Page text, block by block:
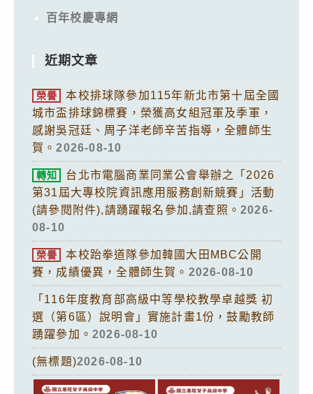
百年校慶專網
近期文章
榮譽
本校排球隊參加115年新北市第十屆全國
城市盃排球錦標賽，榮獲高女組冠軍及季軍，
感謝吳冠廷、周子洋老師辛苦指導，全體師生
賀。2026-08-10
轉知
台北市電腦商業同業公會舉辦之「2026
第31屆大專校院資訊應用服務創新競賽」活動
(請參閱附件),請踴躍報名參加,請查照。 2026-
08-10
榮譽
本校跆拳道隊參加韓國大田MBC公開
賽，成績優異，全體師生賀。 2026-08-10
「116年度教育部高級中等學校教學卓越獎 初
選（第6區）說明會」實施計畫1份，鼓勵教師
踴躍參加。 2026-08-10
(無標題)2026-08-10